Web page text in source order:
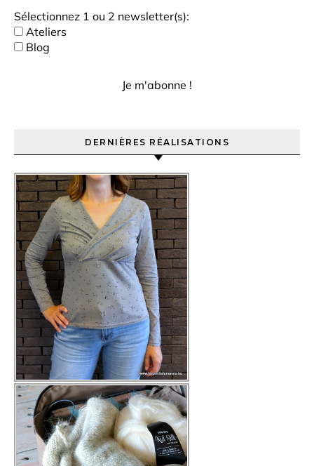
Sélectionnez 1 ou 2 newsletter(s):
Ateliers
Blog
DERNIÈRES RÉALISATIONS